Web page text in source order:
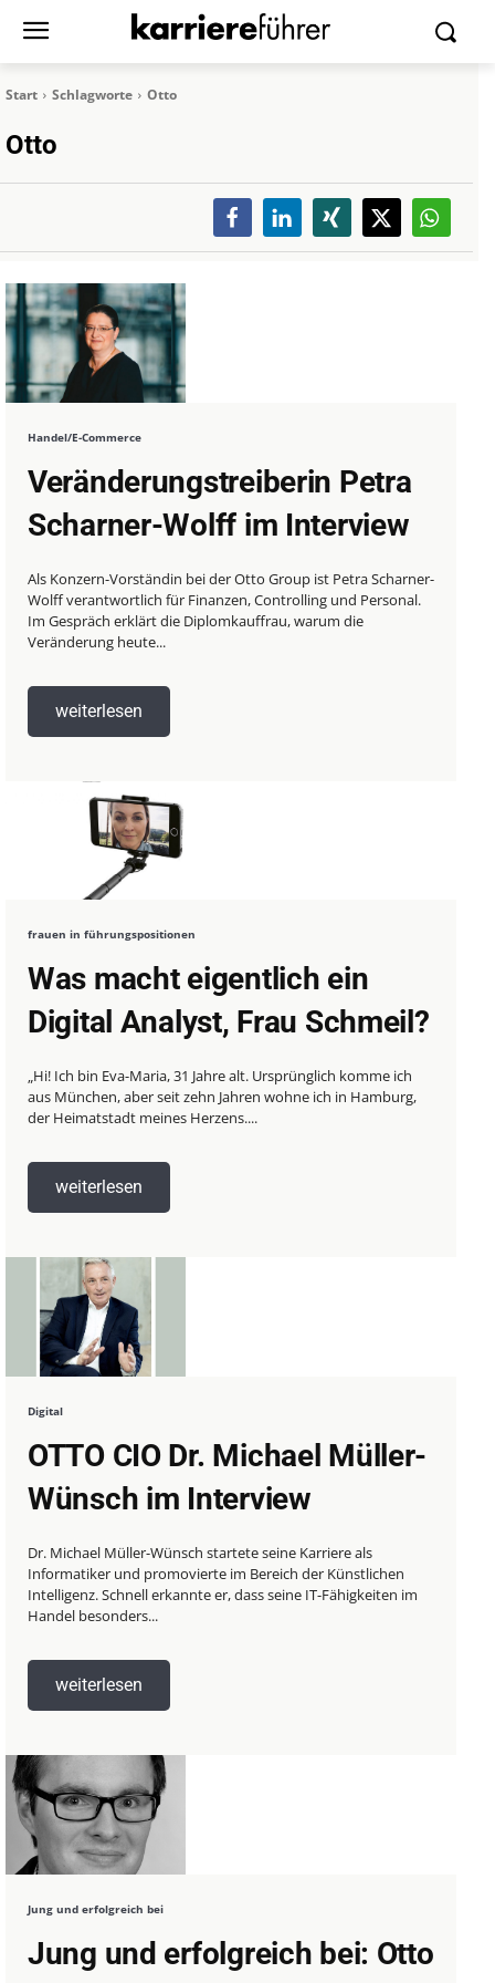
Start Schlagworte Otto
Otto
Handel/E-Commerce
Veränderungstreiberin Petra
Scharner-Wolff im Interview
Als Konzern-Vorständin bei der Otto Group ist Petra Scharner-
Wolff verantwortlich für Finanzen, Controlling und Personal.
Im Gespräch erklärt die Diplomkauffrau, warum die
Veränderung heute...
weiterlesen
frauen in führungspositionen
Was macht eigentlich ein
Digital Analyst, Frau Schmeil?
„Hi! Ich bin Eva-Maria, 31 Jahre alt. Ursprünglich komme ich
aus München, aber seit zehn Jahren wohne ich in Hamburg,
der Heimatstadt meines Herzens....
weiterlesen
Digital
OTTO CIO Dr. Michael Müller-
Wünsch im Interview
Dr. Michael Müller-Wünsch startete seine Karriere als
Informatiker und promovierte im Bereich der Künstlichen
Intelligenz. Schnell erkannte er, dass seine IT-Fähigkeiten im
Handel besonders...
weiterlesen
Jung und erfolgreich bei
Jung und erfolgreich bei: Otto